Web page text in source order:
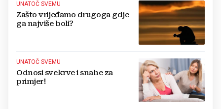
UNATOČ SVEMU
Zašto vrijeđamo drugoga gdje
ga najviše boli?
UNATOČ SVEMU
Odnosi svekrve i snahe za
primjer!